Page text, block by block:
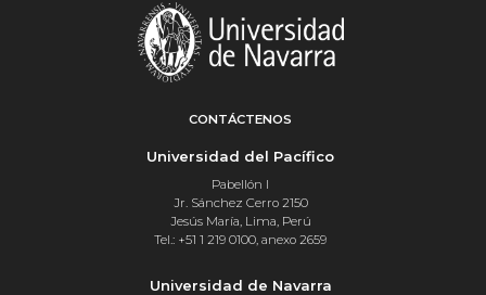
CONTÁCTENOS
Universidad del Pacífico
Pabellón I
Jr. Sánchez Cerro 2150
Jesús María, Lima, Perú
Tel.: +51 1 219 0100, anexo 2659
Universidad de Navarra